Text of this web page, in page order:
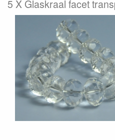
5 X Glaskraal facet